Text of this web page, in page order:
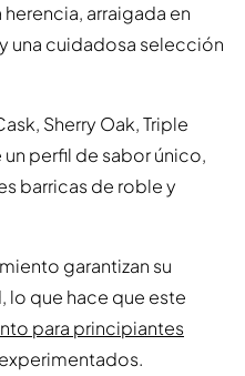
arraigada en
una cuidadosa selección
Sherry Oak, Triple
perfil de sabor único,
barricas de roble y
garantizan su
lo que hace que este
para principiantes